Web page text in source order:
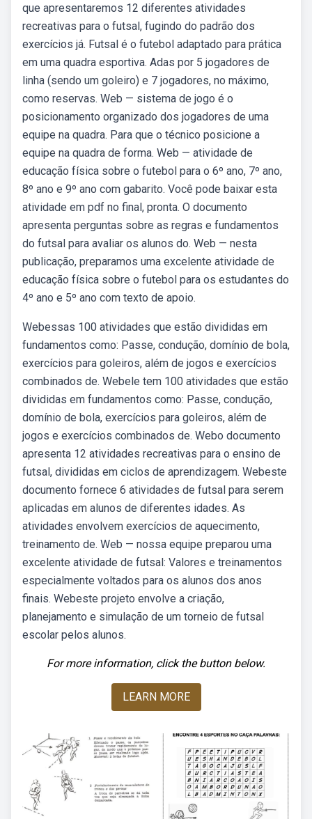
que apresentaremos 12 diferentes atividades
recreativas para o futsal, fugindo do padrão dos
exercícios já. Futsal é o futebol adaptado para prática
em uma quadra esportiva. Adas por 5 jogadores de
linha (sendo um goleiro) e 7 jogadores, no máximo,
como reservas. Web — sistema de jogo é o
posicionamento organizado dos jogadores de uma
equipe na quadra. Para que o técnico posicione a
equipe na quadra de forma. Web — atividade de
educação física sobre o futebol para o 6º ano, 7º ano,
8º ano e 9º ano com gabarito. Você pode baixar esta
atividade em pdf no final, pronta. O documento
apresenta perguntas sobre as regras e fundamentos
do futsal para avaliar os alunos do. Web — nesta
publicação, preparamos uma excelente atividade de
educação física sobre o futebol para os estudantes do
4º ano e 5º ano com texto de apoio.
Webessas 100 atividades que estão divididas em
fundamentos como: Passe, condução, domínio de bola,
exercícios para goleiros, além de jogos e exercícios
combinados de. Webele tem 100 atividades que estão
divididas em fundamentos como: Passe, condução,
domínio de bola, exercícios para goleiros, além de
jogos e exercícios combinados de. Webo documento
apresenta 12 atividades recreativas para o ensino de
futsal, divididas em ciclos de aprendizagem. Webeste
documento fornece 6 atividades de futsal para serem
aplicadas em alunos de diferentes idades. As
atividades envolvem exercícios de aquecimento,
treinamento de. Web — nossa equipe preparou uma
excelente atividade de futsal: Valores e treinamentos
especialmente voltados para os alunos dos anos
finais. Webeste projeto envolve a criação,
planejamento e simulação de um torneio de futsal
escolar pelos alunos.
For more information, click the button below.
LEARN MORE